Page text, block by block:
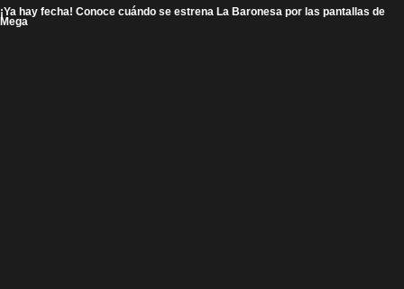
¡Ya hay fecha! Conoce cuándo se estrena La Baronesa por las pantallas de
Mega